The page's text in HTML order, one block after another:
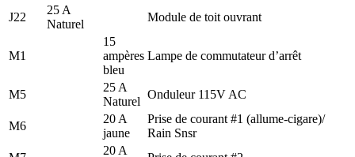
J22
25 A
Naturel
Module de toit ouvrant
M1
15
ampères
bleu
Lampe de commutateur d’arrêt
M5
25 A
Naturel
Onduleur 115V AC
M6
20 A
jaune
Prise de courant #1 (allume-cigare)/
Rain Snsr
20 A